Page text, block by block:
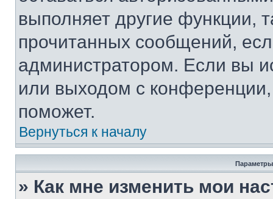
выполняет другие функции,
прочитанных сообщений,
администратором. Если вы
или выходом с
поможет.
Вернуться к началу
Параметры
» Как мне изменить мои